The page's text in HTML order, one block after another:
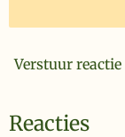
Verstuur reactie
Reacties